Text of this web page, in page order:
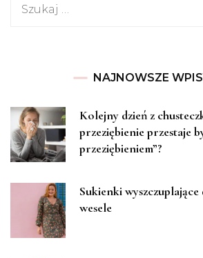
Szukaj:
NAJNOWSZE
Kolejny dzień z
przeziębienie przestaje
przeziębieniem”?
Sukienki
wesele